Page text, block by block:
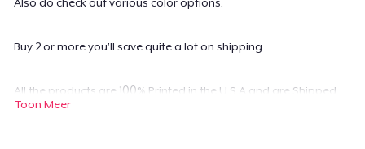
Buy 2 or more you’ll save quite a lot on shipping.
All the products are 100% Printed in the U.S.A and are Shipped
Worldwide.
Toon Meer